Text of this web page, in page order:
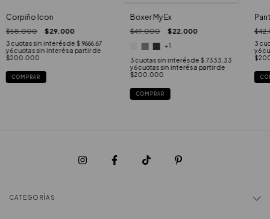
Corpiño Icon
$58.000 $29.000
3 cuotas sin interés de $ 9666,67
COMPRAR
Boxer My Ex
$49.000 $22.000
+1
3 cuotas sin interés de $ 7333,33
COMPRAR
3
CATEGORÍAS